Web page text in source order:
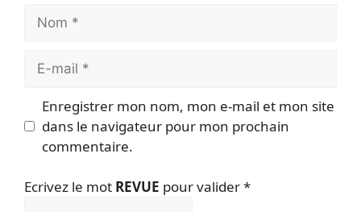
mail
Enregistrer mon nom, mon e-mail et mon site
dans le navigateur pour mon prochain
commentaire.
Ecrivez le mot REVUE pour valider*